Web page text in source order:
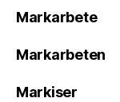
Markarbete
Markarbeten
Markiser